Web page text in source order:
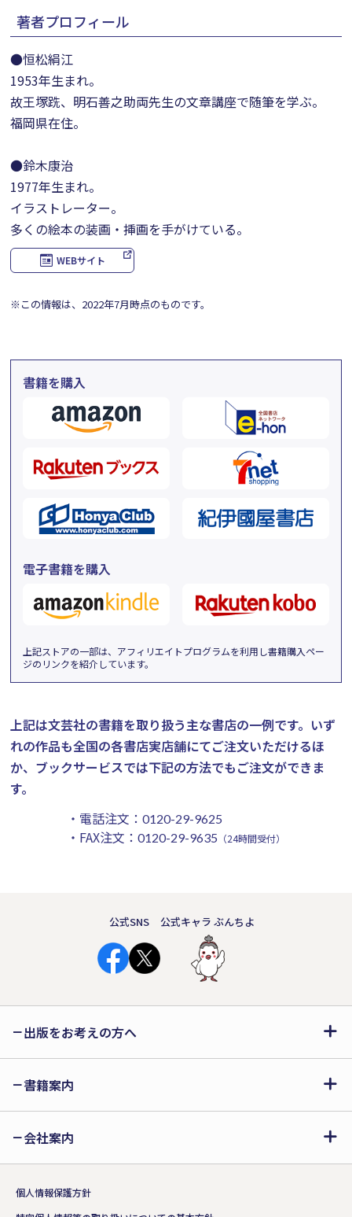
著者プロフィール
●恒松絹江
1953年生まれ。
故王塚跣、明石善之助両先生の文章講座で随筆を学ぶ。
福岡県在住。
●鈴木康治
1977年生まれ。
イラストレーター。
多くの絵本の装画・挿画を手がけている。
WEBサイト
※この情報は、2022年7月時点のものです。
書籍を購入
電子書籍を購入
上記ストアの一部は、アフィリエイトプログラムを利用し書籍購入ペー
ジのリンクを紹介しています。
上記は文芸社の書籍を取り扱う主な書店の一例です。 いず
れの作品も全国の各書店実店舗にてご注文いただけるほ
か、ブックサービスでは下記の方法でもご注文ができま
す。
・電話注文： 0120-29-9625
・FAX注文： 0120-29-9635 （24時間受付）
公式SNS 公式キャラ ぶんちよ
出版をお考えの方へ
書籍案内
会社案内
個人情報保護方針